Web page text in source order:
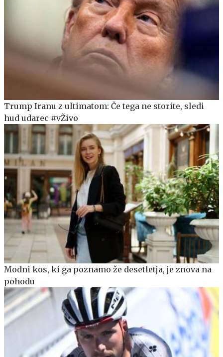
Trump Iranu z ultimatom: Če tega ne storite, sledi
hud udarec #vŽivo
Modni kos, ki ga poznamo že desetletja, je znova na
pohodu